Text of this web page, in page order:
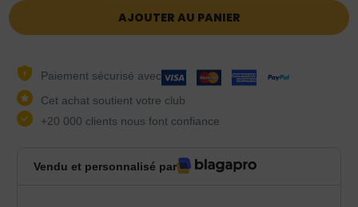
AJOUTER AU PANIER
Paiement sécurisé avec
Cet achat soutient votre club
+20 000 clients nous font confiance
Vendu et personnalisé par